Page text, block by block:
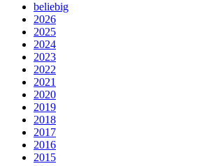
beliebig
2026
2025
2024
2023
2022
2021
2020
2019
2018
2017
2016
2015